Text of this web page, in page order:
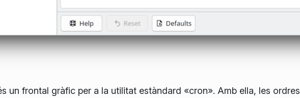
un frontal gràfic per a la utilitat estàndard «cron». Amb ella, les ordres